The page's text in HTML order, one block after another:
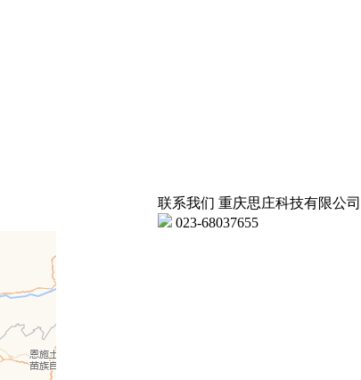
联系我们 重庆思庄科技有限公司
023-68037655